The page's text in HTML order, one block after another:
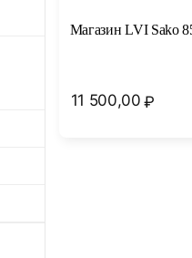
Магазин LVI Sako
11 500,00₽